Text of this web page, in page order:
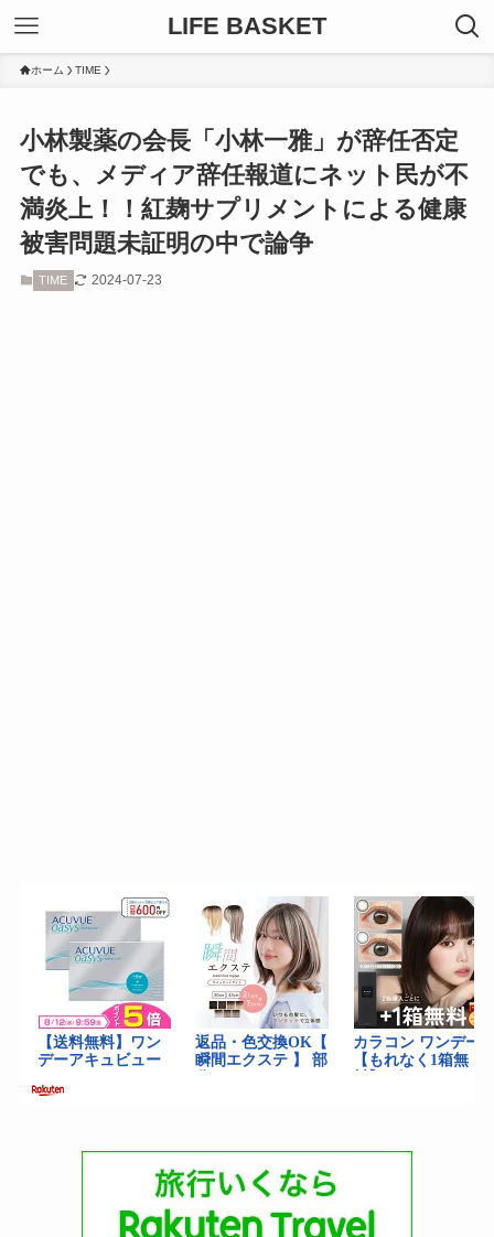
LIFE BASKET
ホーム TIME
小林製薬の会長「小林一雅」が辞任否定
でも、メディア辞任報道にネット民が不
満炎上！！紅麹サプリメントによる健康
被害問題未証明の中で論争
TIME 2024-07-23